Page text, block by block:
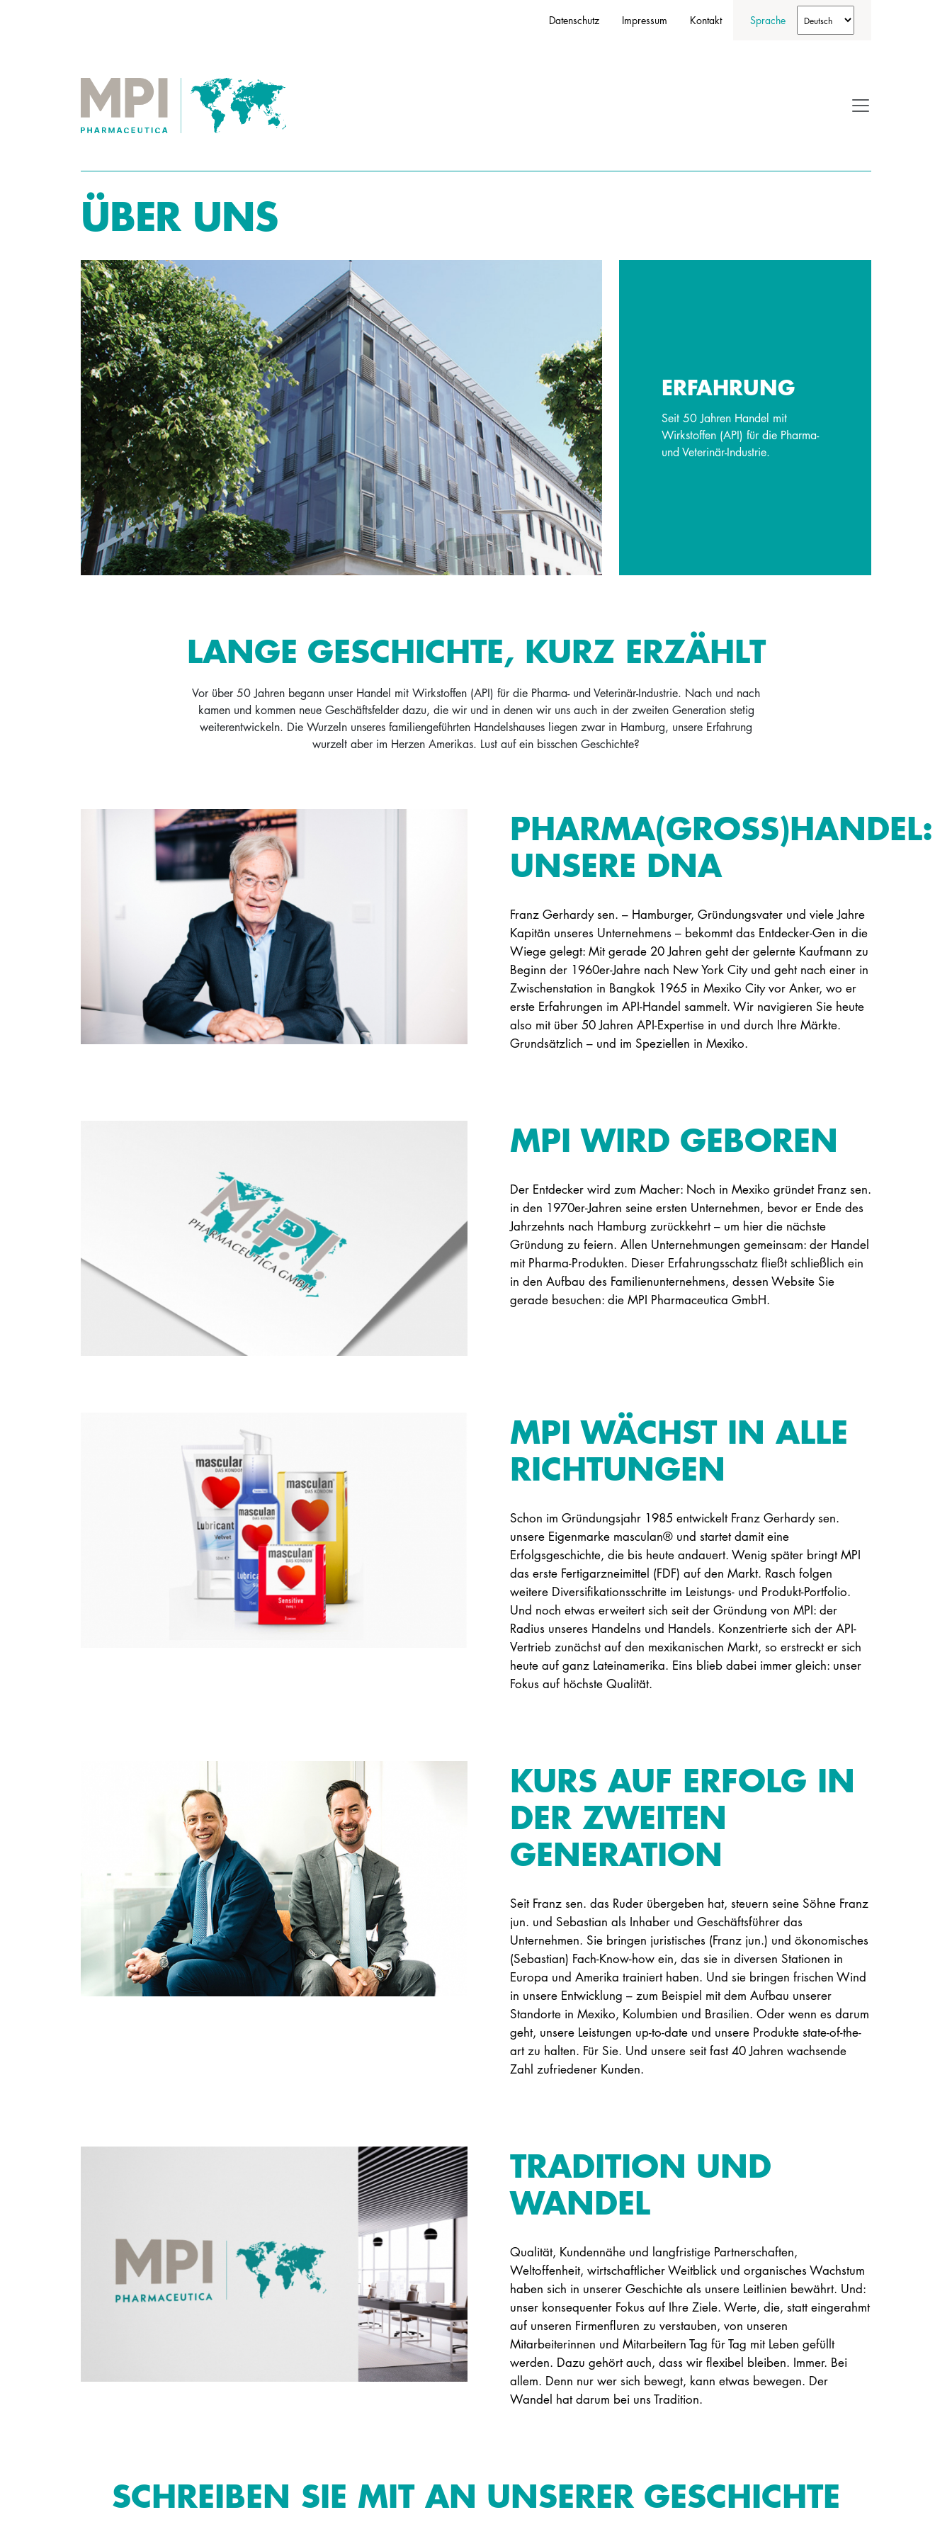
Datenschutz Impressum Kontakt Sprache
ÜBER UNS
ERFAHRUNG
Seit 50 Jahren Handel mit
Wirkstoffen (API) für die Pharma-
und Veterinär-Industrie.
LANGE GESCHICHTE, KURZ ERZÄHLT
Vor über 50 Jahren begann unser Handel mit Wirkstoffen (API) für die Pharma- und Veterinär-Industrie. Nach und nach
kamen und kommen neue Geschäftsfelder dazu, die wir und in denen wir uns auch in der zweiten Generation stetig
weiterentwickeln. Die Wurzeln unseres familiengeführten Handelshauses liegen zwar in Hamburg, unsere Erfahrung
wurzelt aber im Herzen Amerikas. Lust auf ein bisschen Geschichte?
PHARMA(GROSS)HANDEL: U
NSERE DNA
Franz Gerhardy sen. – Hamburger, Gründungsvater und viele Jahre
Kapitän unseres Unternehmens – bekommt das Entdecker-Gen in die
Wiege gelegt: Mit gerade 20 Jahren geht der gelernte Kaufmann zu
Beginn der 1960er-Jahre nach New York City und geht nach einer in
Zwischenstation in Bangkok 1965 in Mexiko City vor Anker, wo er
erste Erfahrungen im API-Handel sammelt. Wir navigieren Sie heute
also mit über 50 Jahren API-Expertise in und durch Ihre Märkte.
Grundsätzlich – und im Speziellen in Mexiko.
MPI WIRD GEBOREN
Der Entdecker wird zum Macher: Noch in Mexiko gründet Franz sen.
in den 1970er-Jahren seine ersten Unternehmen, bevor er Ende des
Jahrzehnts nach Hamburg zurückkehrt – um hier die nächste
Gründung zu feiern. Allen Unternehmungen gemeinsam: der Handel
mit Pharma-Produkten. Dieser Erfahrungsschatz fließt schließlich ein
in den Aufbau des Familienunternehmens, dessen Website Sie
gerade besuchen: die MPI Pharmaceutica GmbH.
MPI WÄCHST IN ALLE
RICHTUNGEN
Schon im Gründungsjahr 1985 entwickelt Franz Gerhardy sen.
unsere Eigenmarke masculan® und startet damit eine
Erfolgsgeschichte, die bis heute andauert. Wenig später bringt MPI
das erste Fertigarzneimittel (FDF) auf den Markt. Rasch folgen
weitere Diversifikationsschritte im Leistungs- und Produkt-Portfolio.
Und noch etwas erweitert sich seit der Gründung von MPI: der
Radius unseres Handelns und Handels. Konzentrierte sich der API-
Vertrieb zunächst auf den mexikanischen Markt, so erstreckt er sich
heute auf ganz Lateinamerika. Eins blieb dabei immer gleich: unser
Fokus auf höchste Qualität.
KURS AUF ERFOLG IN
DER ZWEITEN
GENERATION
Seit Franz sen. das Ruder übergeben hat, steuern seine Söhne Franz
jun. und Sebastian als Inhaber und Geschäftsführer das
Unternehmen. Sie bringen juristisches (Franz jun.) und ökonomisches
(Sebastian) Fach-Know-how ein, das sie in diversen Stationen in
Europa und Amerika trainiert haben. Und sie bringen frischen Wind
in unsere Entwicklung – zum Beispiel mit dem Aufbau unserer
Standorte in Mexiko, Kolumbien und Brasilien. Oder wenn es darum
geht, unsere Leistungen up-to-date und unsere Produkte state-of-the-
art zu halten. Für Sie. Und unsere seit fast 40 Jahren wachsende
Zahl zufriedener Kunden.
TRADITION UND
WANDEL
Qualität, Kundennähe und langfristige Partnerschaften,
Weltoffenheit, wirtschaftlicher Weitblick und organisches Wachstum
haben sich in unserer Geschichte als unsere Leitlinien bewährt. Und:
unser konsequenter Fokus auf Ihre Ziele. Werte, die, statt eingerahmt
auf unseren Firmenfluren zu verstauben, von unseren
Mitarbeiterinnen und Mitarbeitern Tag für Tag mit Leben gefüllt
werden. Dazu gehört auch, dass wir flexibel bleiben. Immer. Bei
allem. Denn nur wer sich bewegt, kann etwas bewegen. Der
Wandel hat darum bei uns Tradition.
SCHREIBEN SIE MIT AN UNSERER GESCHICHTE